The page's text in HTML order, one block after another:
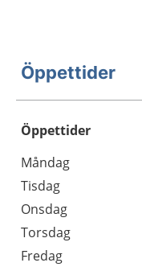
Öppettider
Öppettider
Dag
Öppettider
Kommentarer
Måndag
Tisdag
Onsdag
Torsdag
Fredag